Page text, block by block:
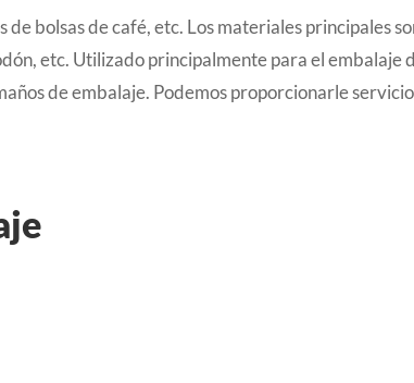
bolsas de café, etc. Los materiales principales
etc. Utilizado principalmente para el embalaje
de embalaje. Podemos proporcionarle